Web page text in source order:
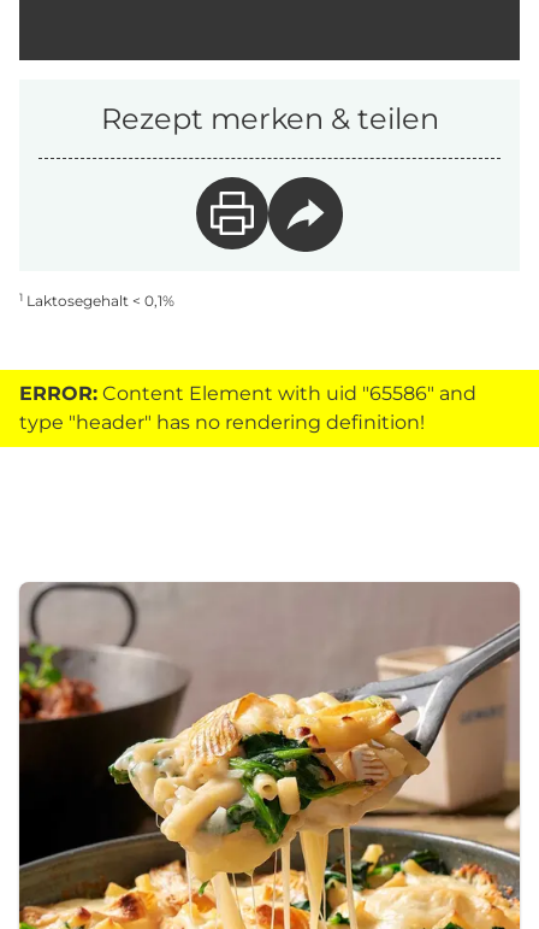
Rezept merken & teilen
1 Laktosegehalt < 0,1%
ERROR: Content Element with uid "65586" and
type "header" has no rendering definition!